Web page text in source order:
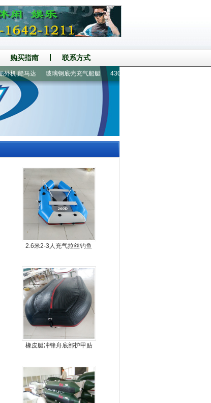
购买指南 联系方式
|船马达 玻璃钢底壳充气船艇 430铝地板8人冲锋舟
2.6米2-3人充气拉丝钓鱼
橡皮艇冲锋舟底部护甲贴